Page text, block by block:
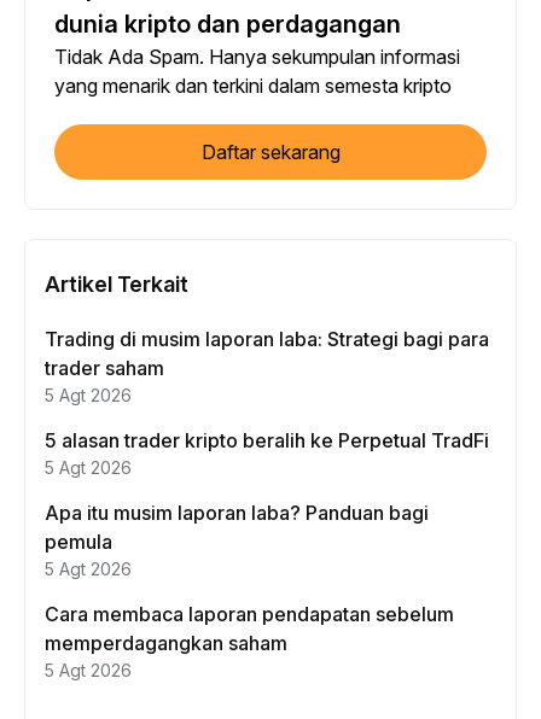
dunia kripto dan perdagangan
Tidak Ada Spam. Hanya sekumpulan informasi
yang menarik dan terkini dalam semesta kripto
Daftar sekarang
Artikel Terkait
Trading di musim laporan laba: Strategi bagi para
trader saham
5 Agt 2026
5 alasan trader kripto beralih ke Perpetual TradFi
5 Agt 2026
Apa itu musim laporan laba? Panduan bagi
pemula
5 Agt 2026
Cara membaca laporan pendapatan sebelum
memperdagangkan saham
5 Agt 2026